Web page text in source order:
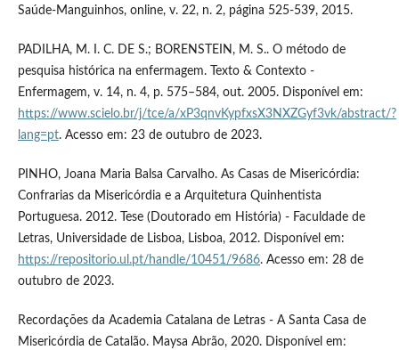
Saúde-Manguinhos, online, v. 22, n. 2, página 525-539, 2015.
PADILHA, M. I. C. DE S.; BORENSTEIN, M. S.. O método de
pesquisa histórica na enfermagem. Texto & Contexto -
Enfermagem, v. 14, n. 4, p. 575–584, out. 2005. Disponível em:
https://www.scielo.br/j/tce/a/xP3qnvKypfxsX3NXZGyf3vk/abstract/?
lang=pt. Acesso em: 23 de outubro de 2023.
PINHO, Joana Maria Balsa Carvalho. As Casas de Misericórdia:
Confrarias da Misericórdia e a Arquitetura Quinhentista
Portuguesa. 2012. Tese (Doutorado em História) - Faculdade de
Letras, Universidade de Lisboa, Lisboa, 2012. Disponível em:
https://repositorio.ul.pt/handle/10451/9686. Acesso em: 28 de
outubro de 2023.
Recordações da Academia Catalana de Letras - A Santa Casa de
Misericórdia de Catalão. Maysa Abrão, 2020. Disponível em: